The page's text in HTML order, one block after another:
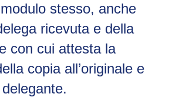
stesso, anche
ricevuta e della
con cui attesta la
copia all’originale e